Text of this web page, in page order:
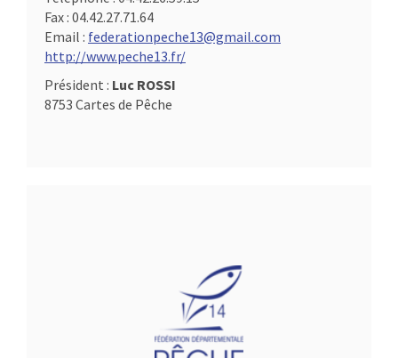
Fax : 04.42.27.71.64
Email : federationpeche13@gmail.com
http://www.peche13.fr/
Président : Luc ROSSI
8753 Cartes de Pêche